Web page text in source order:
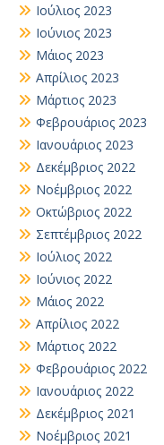
Ιούλιος 2023
Ιούνιος 2023
Μάιος 2023
Απρίλιος 2023
Μάρτιος 2023
Φεβρουάριος 2023
Ιανουάριος 2023
Δεκέμβριος 2022
Νοέμβριος 2022
Οκτώβριος 2022
Σεπτέμβριος 2022
Ιούλιος 2022
Ιούνιος 2022
Μάιος 2022
Απρίλιος 2022
Μάρτιος 2022
Φεβρουάριος 2022
Ιανουάριος 2022
Δεκέμβριος 2021
Νοέμβριος 2021